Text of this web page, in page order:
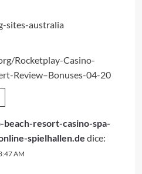
sites-australia
Rocketplay-Casino-
Review–Bonuses-04-20
beach-resort-casino-spa-
spielhallen.de dice:
AM